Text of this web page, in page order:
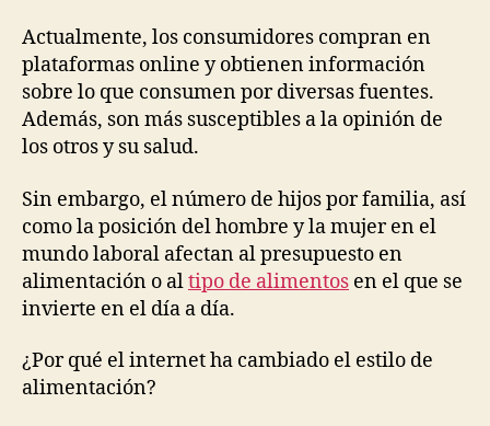
Actualmente, los consumidores compran en
plataformas online y obtienen información
sobre lo que consumen por diversas fuentes.
Además, son más susceptibles a la opinión de
los otros y su salud.
Sin embargo, el número de hijos por familia, así
como la posición del hombre y la mujer en el
mundo laboral afectan al presupuesto en
alimentación o altipo de alimentos en el que se
invierte en el día a día.
¿Por qué el internet ha cambiado el estilo de
alimentación?